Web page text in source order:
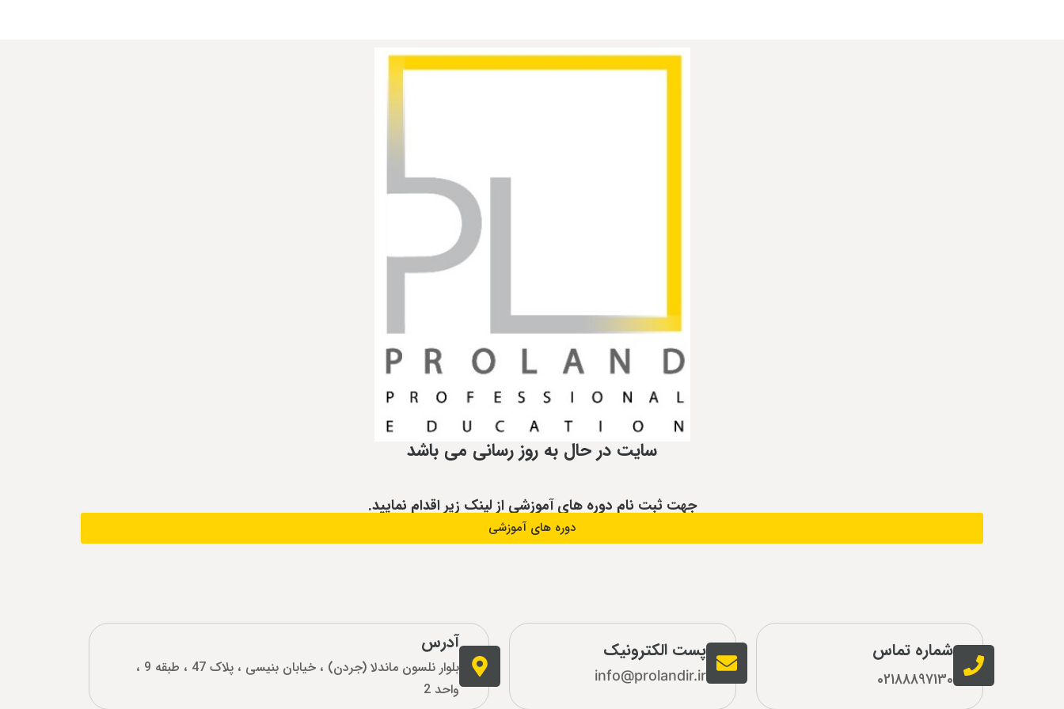
سایت در حال به روز رسانی می باشد
جهت ثبت نام دوره های آموزشی از لینک زیر اقدام نمایید.
دوره های آموزشی
شماره تماس
02188897130
پست الکترونیک
info@prolandir.ir
آدرس
بلوار نلسون ماندلا (جردن) ، خیابان بنیسی ، پلاک 47 ، طبقه 9 ،
واحد 2